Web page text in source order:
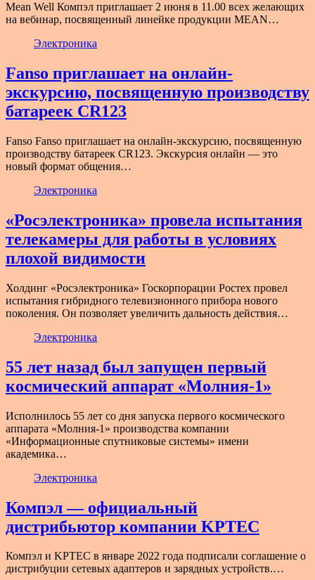
Mean Well Компэл приглашает 2 июня в 11.00 всех желающих
на вебинар, посвященный линейке продукции MEAN…
Электроника
Fanso приглашает на онлайн-
экскурсию, посвященную производству
батареек CR123
Fanso Fanso приглашает на онлайн-экскурсию, посвященную
производству батареек CR123. Экскурсия онлайн — это
новый формат общения…
Электроника
«Росэлектроника» провела испытания
телекамеры для работы в условиях
плохой видимости
Холдинг «Росэлектроника» Госкорпорации Ростех провел
испытания гибридного телевизионного прибора нового
поколения. Он позволяет увеличить дальность действия…
Электроника
55 лет назад был запущен первый
космический аппарат «Молния-1»
Исполнилось 55 лет со дня запуска первого космического
аппарата «Молния-1» производства компании
«Информационные спутниковые системы» имени
академика…
Электроника
Компэл — официальный
дистрибьютор компании KPTEC
Компэл и KPTEC в январе 2022 года подписали соглашение о
дистрибуции сетевых адаптеров и зарядных устройств.…